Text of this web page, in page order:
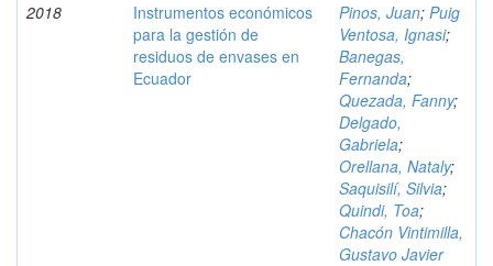
2018
Instrumentos económicos
para la gestión de
residuos de envases en
Ecuador
Pinos, Juan; Puig
Ventosa, Ignasi;
Banegas,
Fernanda;
Quezada, Fanny;
Delgado,
Gabriela;
Orellana, Nataly;
Saquisilí, Silvia;
Quindi, Toa;
Chacón Vintimilla,
Gustavo Javier